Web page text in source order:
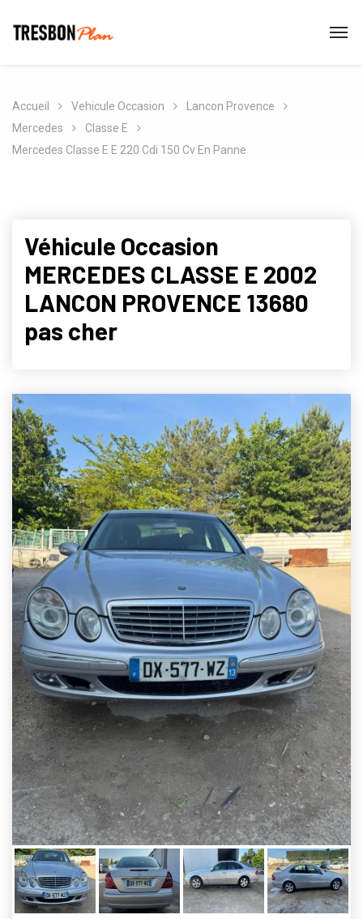
Accueil Vehicule Occasion
Lancon Provence
Mercedes
Classe E
Mercedes Classe E E 220 Cdi 150 Cv En Panne
Véhicule Occasion
MERCEDES CLASSE E 2002
LANCON PROVENCE 13680
pas cher